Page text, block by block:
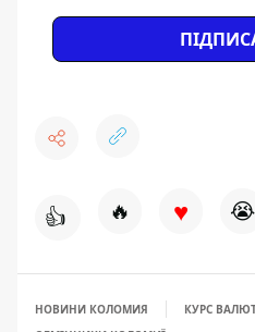
👍 🔥 ♥ 😭
НОВИНИ КОЛОМИЯ
КУРС